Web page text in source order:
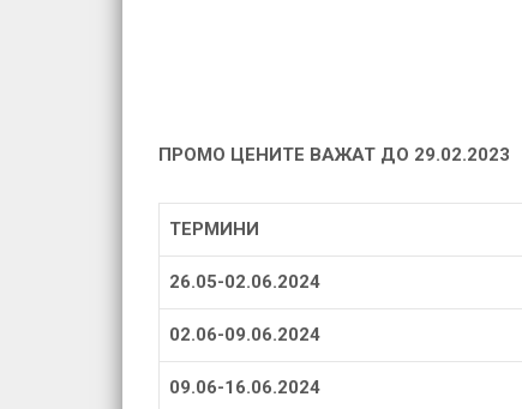
ПРОМО ЦЕНИТЕ ВАЖАТ ДО 29.02.2023
ТЕРМИНИ
26.05-02.06.2024
02.06-09.06.2024
09.06-16.06.2024